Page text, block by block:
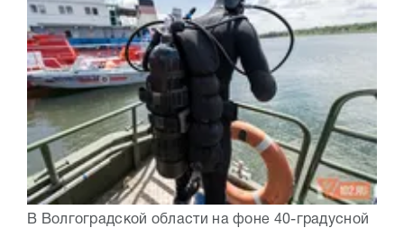
В Волгоградской области на фоне 40-градусной